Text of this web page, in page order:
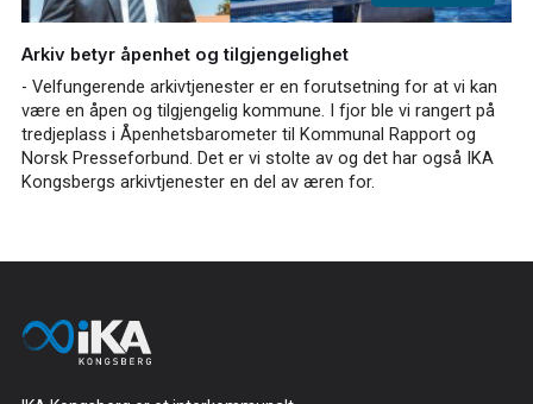
Arkiv betyr åpenhet og tilgjengelighet
- Velfungerende arkivtjenester er en forutsetning for at vi kan
være en åpen og tilgjengelig kommune. I fjor ble vi rangert på
tredjeplass i Åpenhetsbarometer til Kommunal Rapport og
Norsk Presseforbund. Det er vi stolte av og det har også IKA
Kongsbergs arkivtjenester en del av æren for.